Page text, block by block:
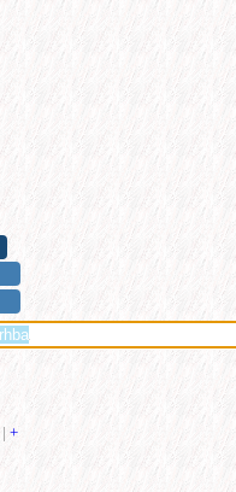
| +